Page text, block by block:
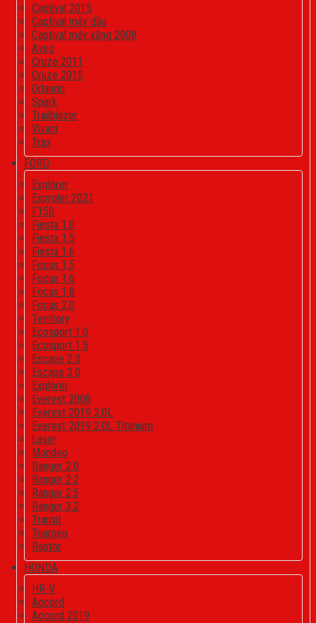
Captival 2015
Captival máy dầu
Captival máy xăng 2008
Aveo
Cruze 2011
Cruze 2015
Orlando
Spark
Trailblazer
Vivant
Trax
FORD
Explorer
Exproler 2021
F150
Fiesta 1.0
Fiesta 1.5
Fiesta 1.6
Focus 1.5
Focus 1.6
Focus 1.8
Focus 2.0
Territory
Ecosport 1.0
Ecosport 1.5
Escape 2.3
Escape 3.0
Explorer
Everest 2008
Everest 2019 2.0L
Everest 2019 2.0L Titanium
Laser
Mondeo
Ranger 2.0
Ranger 2.2
Ranger 2.5
Ranger 3.2
Transit
Tourneo
Raptor
HONDA
HR-V
Accord
Accord 2019